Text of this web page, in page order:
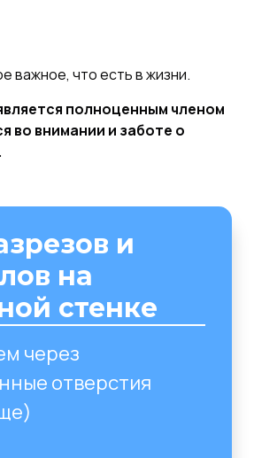
важное, что есть в жизни.
полноценным членом
во внимании и заботе о
и
на
стенке
через
отверстия